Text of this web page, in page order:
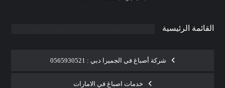
القائمة الرئيسية
شركة أصباغ في الجميرا دبي : 0565930521
خدمات اصباغ في الامارات